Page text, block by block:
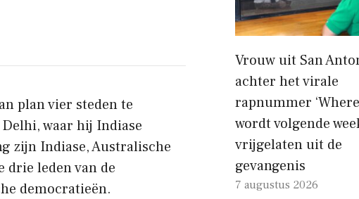
plan vier steden te
waar hij Indiase
zijn Indiase, Australische
drie leden van de
democratieën.
Vrouw uit San
achter het virale
rapnummer
wordt volgende
vrijgelaten uit de
gevangenis
7 augustus 2026